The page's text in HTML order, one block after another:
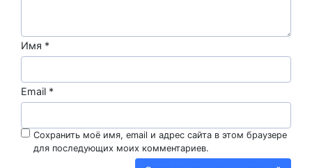
Имя *
Email *
Сохранить моё имя, email и адрес сайта в этом браузере
для последующих моих комментариев.